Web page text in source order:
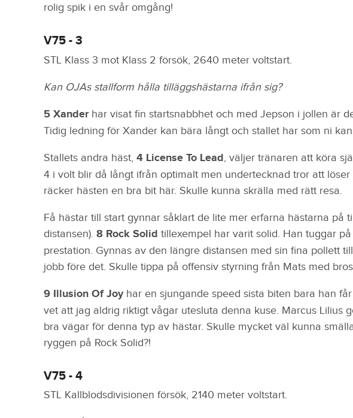
rolig spik i en svår omgång!
V75 - 3
STL Klass 3 mot Klass 2 försök, 2640 meter voltstart.
Kan OJAs stallform hålla tilläggshästarna ifrån sig?
5 Xanderhar visat fin startsnabbhet och med Jepson i jollen är
Tidig ledning för Xander kan bära långt och stallet har som ni
Stallets andra häst, 4 License To Lead, väljer tränaren att köra
4 i volt blir då långt ifrån optimalt men undertecknad tror att
räcker hästen en bra bit här. Skulle kunna skrälla med rätt resa.
Få hästar till start gynnar såklart de lite mer erfarna hästarna på
distansen). 8 Rock Solid tillexempel har varit solid. Han tuggar
prestation. Gynnas av den längre distansen med sin fina pollett
jobb före det. Skulle tippa på offensiv styrning från Mats med
9 Illusion Of Joyhar en sjungande speed sista biten bara han
vet att jag aldrig riktigt vågar utesluta denna kuse. Marcus Lilius
bra vägar för denna typ av hästar. Skulle mycket väl kunna
ryggen på Rock Solid?!
V75 - 4
STL Kallblodsdivisionen försök, 2140 meter voltstart.